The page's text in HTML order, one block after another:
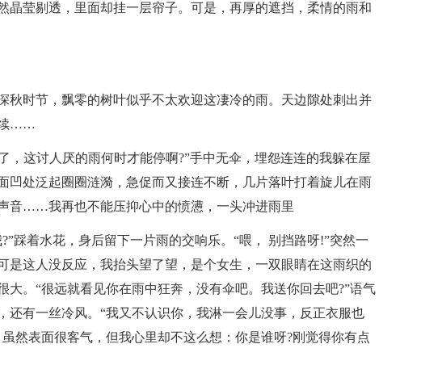
晶莹剔透，里面却挂一层帘子。可是，再厚的遮挡，柔情的雨和
时节，飘零的树叶似乎不太欢迎这凄冷的雨。天边隙处刺出并
续……
，这讨人厌的雨何时才能停啊?”手中无伞，埋怨连连的我躲在屋
凹处泛起圈圈涟漪，急促而又接连不断，几片落叶打着旋儿在雨
音……我再也不能压抑心中的愤懑，一头冲进雨里
踩着水花，身后留下一片雨的交响乐。“喂， 别挡路呀!”突然一
是这人没反应，我抬头望了望，是个女生，一双眼睛在这雨织的
大。“很远就看见你在雨中狂奔，没有伞吧。我送你回去吧?”语气
还有一丝冷风。“我又不认识你，我淋一会儿没事，反正衣服也
然表面很客气，但我心里却不这么想：你是谁呀?刚觉得你有点